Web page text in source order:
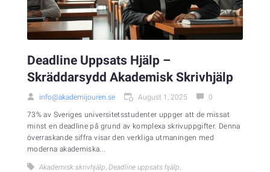
Deadline Uppsats Hjälp –
Skräddarsydd Akademisk Skrivhjälp
info@akademijouren.se August 1, 2025 0
73% av Sveriges universitetsstudenter uppger att de missat
minst en deadline på grund av komplexa skrivuppgifter. Denna
överraskande siffra visar den verkliga utmaningen med
moderna akademiska...
Akademisk skrivhjälp, Deadline uppsats hjälp,